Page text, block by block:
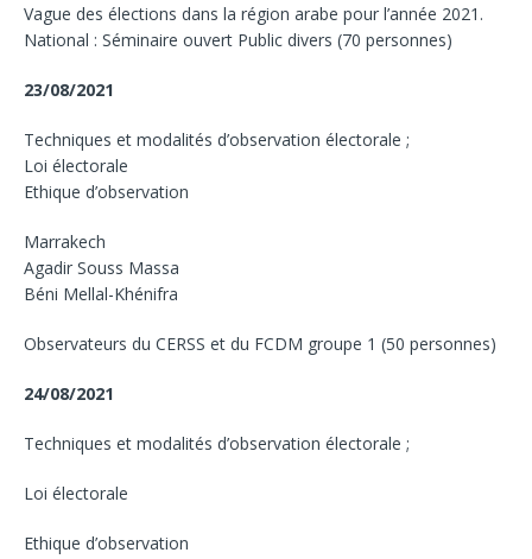
Vague des élections dans la région arabe pour l’année 2021.
National : Séminaire ouvert Public divers (70 personnes)
23/08/2021
Techniques et modalités d’observation électorale ;
Loi électorale
Ethique d’observation
Marrakech
Agadir Souss Massa
Béni Mellal-Khénifra
Observateurs du CERSS et du FCDM groupe 1 (50 personnes)
24/08/2021
Techniques et modalités d’observation électorale ;
Loi électorale
Ethique d’observation